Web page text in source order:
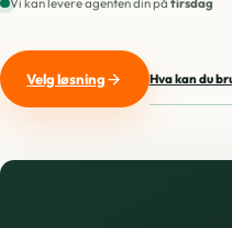
Velg løsning Hva kan du